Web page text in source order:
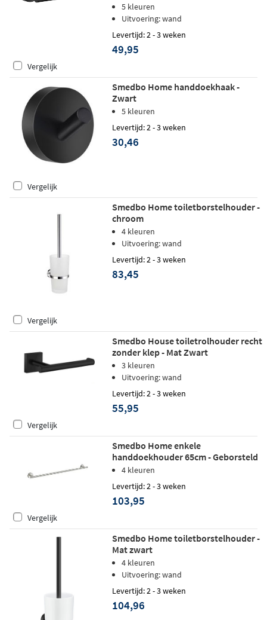
5 kleuren
Uitvoering: wand
Levertijd: 2 - 3 weken
49,95
Vergelijk
Smedbo Home handdoekhaak -
Zwart
5 kleuren
Levertijd: 2 - 3 weken
30,46
Vergelijk
Smedbo Home toiletborstelhouder -
chroom
4 kleuren
Uitvoering: wand
Levertijd: 2 - 3 weken
83,45
Vergelijk
Smedbo House toiletrolhouder recht
zonder klep - Mat Zwart
3 kleuren
Uitvoering: wand
Levertijd: 2 - 3 weken
55,95
Vergelijk
Smedbo Home enkele
handdoekhouder 65cm - Geborsteld
Nikkel
4 kleuren
Levertijd: 2 - 3 weken
103,95
Vergelijk
Smedbo Home toiletborstelhouder -
Mat zwart
4 kleuren
Uitvoering: wand
Levertijd: 2 - 3 weken
104,96